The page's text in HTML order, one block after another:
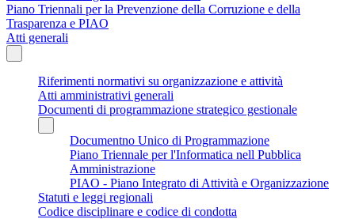
Piano Triennali per la Prevenzione della Corruzione e della
Trasparenza e PIAO
Atti generali
Riferimenti normativi su organizzazione e attività
Atti amministrativi generali
Documenti di programmazione strategico gestionale
Documentno Unico di Programmazione
Piano Triennale per l'Informatica nell Pubblica
Amministrazione
PIAO - Piano Integrato di Attività e Organizzazione
Statuti e leggi regionali
Codice disciplinare e codice di condotta